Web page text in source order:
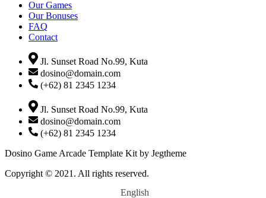
Our Games
Our Bonuses
FAQ
Contact
Jl. Sunset Road No.99, Kuta
dosino@domain.com
(+62) 81 2345 1234
Jl. Sunset Road No.99, Kuta
dosino@domain.com
(+62) 81 2345 1234
Dosino Game Arcade Template Kit by Jegtheme
Copyright © 2021. All rights reserved.
English